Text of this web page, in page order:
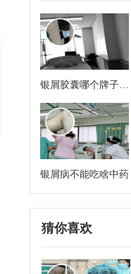
银屑胶囊哪个牌子效
果好
银屑病不能吃啥中药
猜你喜欢